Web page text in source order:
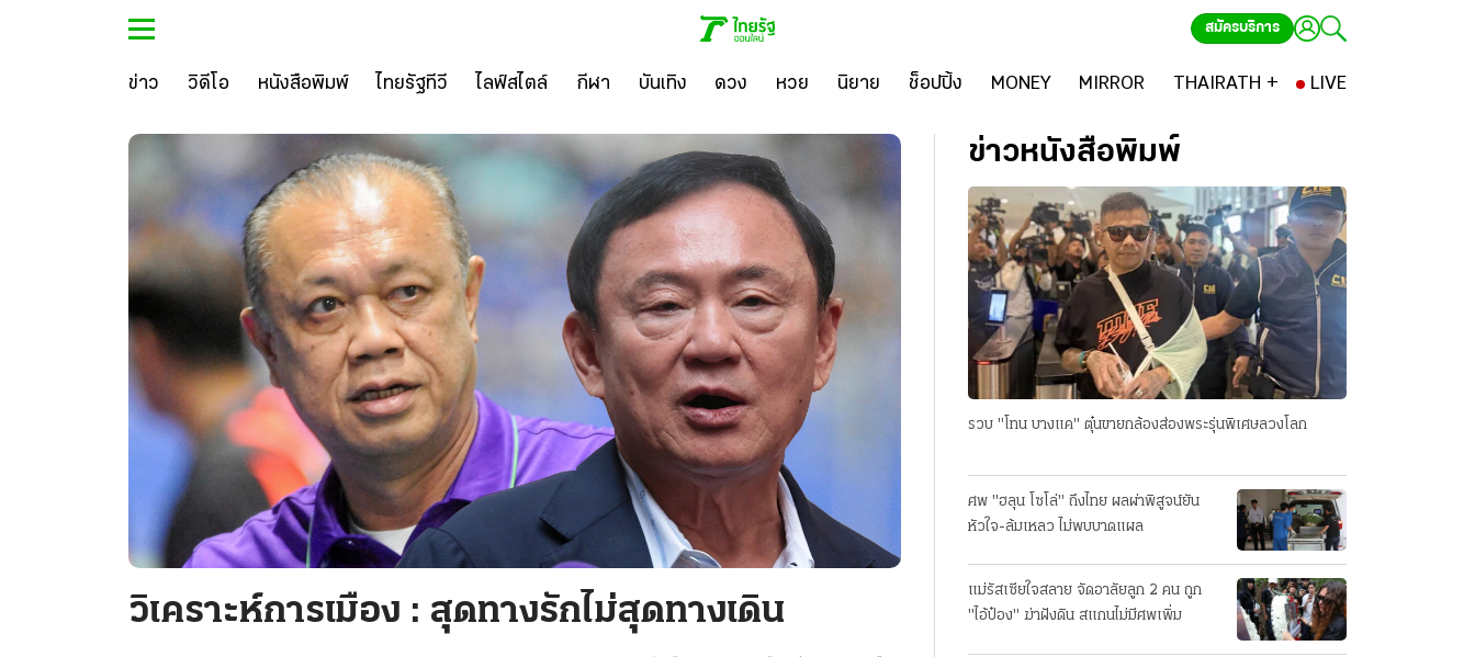
สมัครบริการ
ข่าว วิดีโอ หนังสือพิมพ์ ไทยรัฐทีวี ไลฟ์สไตล์ กีฬา บันเทิง ดวง หวย นิยาย ช็อปปิ้ง MONEY MIRROR THAIRATH + LIVE
วิเคราะห์การเมือง : สุดทางรักไม่สุดทางเดิน
ข่าวหนังสือพิมพ์
รวบ "โทน บางแค" ตุ๋นขายกล้องส่องพระรุ่นพิเศษลวงโลก
ศพ "ฮลุน โซโล่" ถึงไทย ผลผ่าพิสูจน์ยัน
หัวใจ-ล้มเหลว ไม่พบบาดแผล
แม่รัสเซียใจสลาย จัดอาลัยลูก 2 คน ถูก
"ไอ้ป๋อง" ฆ่าฝังดิน สแกนไม่มีศพเพิ่ม